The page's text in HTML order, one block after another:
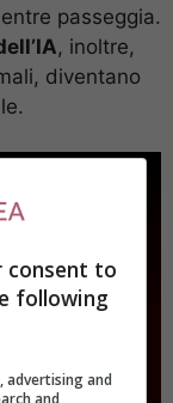
passeggia.
, inoltre,
diventano
consent to
following
advertising and
and